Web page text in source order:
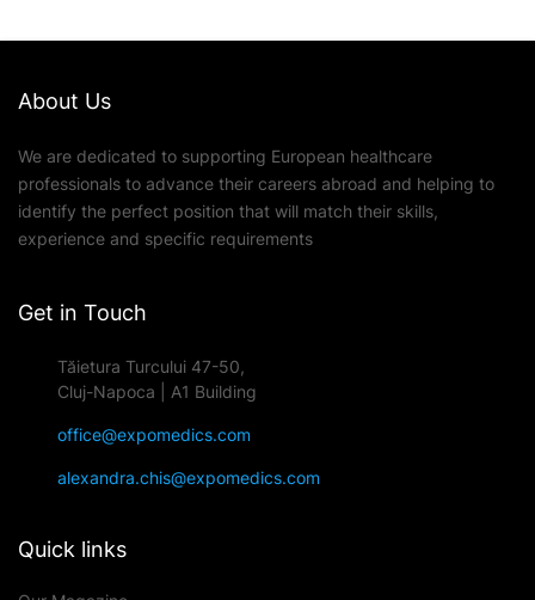
About Us
We are dedicated to supporting European healthcare
professionals to advance their careers abroad and helping to
identify the perfect position that will match their skills,
experience and specific requirements
Get in Touch
Tăietura Turcului 47-50,
Cluj-Napoca | A1 Building
office@expomedics.com
alexandra.chis@expomedics.com
Quick links